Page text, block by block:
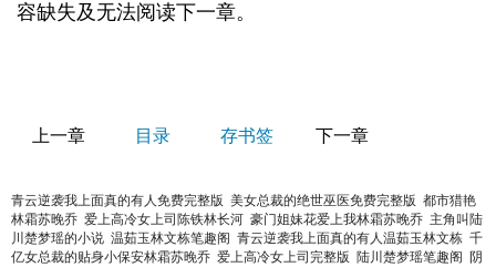
容缺失及无法阅读下一章。
上一章 目录 存书签 下一章
青云逆袭我上面真的有人免费完整版 美女总裁的绝世巫医免费完整版 都市猎艳
林霜苏晚乔 爱上高冷女上司陈铁林长河 豪门姐妹花爱上我林霜苏晚乔 主角叫陆
川楚梦瑶的小说 温茹玉林文栋笔趣阁 青云逆袭我上面真的有人温茹玉林文栋 千
亿女总裁的贴身小保安林霜苏晚乔 爱上高冷女上司完整版 陆川楚梦瑶笔趣阁 阴